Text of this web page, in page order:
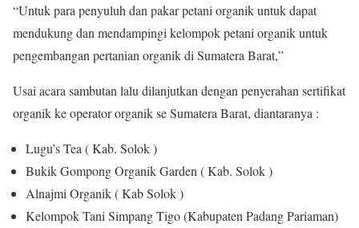
“Untuk para penyuluh dan pakar petani organik untuk dapat
mendukung dan mendampingi kelompok petani organik untuk
pengembangan pertanian organik di Sumatera Barat,”
Usai acara sambutan lalu dilanjutkan dengan penyerahan sertifikat
organik ke operator organik se Sumatera Barat, diantaranya :
Lugu’s Tea ( Kab. Solok )
Bukik Gompong Organik Garden ( Kab. Solok )
Alnajmi Organik ( Kab Solok )
Kelompok Tani Simpang Tigo (Kabupaten Padang Pariaman)